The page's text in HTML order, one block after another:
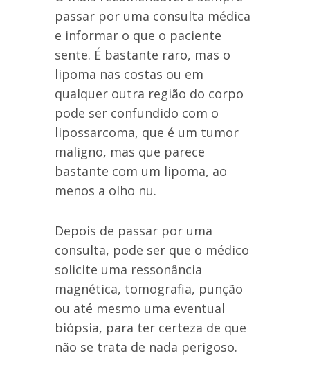
passar por uma consulta médica
e informar o que o paciente
sente. É bastante raro, mas o
lipoma nas costas ou em
qualquer outra região do corpo
pode ser confundido com o
lipossarcoma, que é um tumor
maligno, mas que parece
bastante com um lipoma, ao
menos a olho nu.
Depois de passar por uma
consulta, pode ser que o médico
solicite uma ressonância
magnética, tomografia, punção
ou até mesmo uma eventual
biópsia, para ter certeza de que
não se trata de nada perigoso.